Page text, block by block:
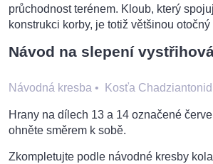
průchodnost terénem. Kloub, který
konstrukci korby, je totiž většinou
Návod na slepení
Návodná kresba • Kosťa
Hrany na dílech 13 a 14 označené
ohněte směrem k sobě.
Zkompletujte podle návodné kresby